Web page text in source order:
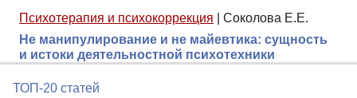
Психотерапия и психокоррекция
Соколова Е.Е.
Не манипулирование и не майевтика: сущность
и истоки деятельностной психотехники
ТОП-20 статей